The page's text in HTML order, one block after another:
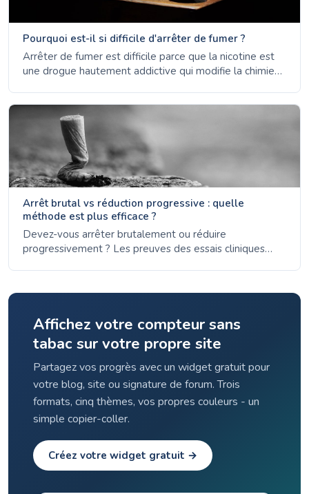
Pourquoi est-il si difficile d'arrêter de fumer ?
Arrêter de fumer est difficile parce que la nicotine est
une drogue hautement addictive qui modifie la chimie
plupart des gens réussissent après plusieurs tentatives.
Arrêt brutal vs réduction progressive : quelle
méthode est plus efficace ?
Devez-vous arrêter brutalement ou réduire
progressivement ? Les preuves des essais cliniques
deux approches.
Affichez votre compteur sans
tabac sur votre propre site
Partagez vos progrès avec un widget gratuit pour
votre blog, site ou signature de forum. Trois
formats, cinq thèmes, vos propres couleurs - un
simple copier-coller.
Créez votre widget gratuit →